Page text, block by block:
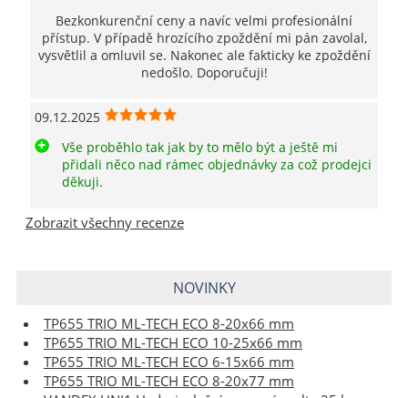
Bezkonkurenční ceny a navíc velmi profesionální
přístup. V případě hrozícího zpoždění mi pán zavolal,
vysvětlil a omluvil se. Nakonec ale fakticky ke zpoždění
nedošlo. Doporučuji!
09.12.2025
Vše proběhlo tak jak by to mělo být a ještě mi
přidali něco nad rámec objednávky za což prodejci
děkuji.
Zobrazit všechny recenze
NOVINKY
TP655 TRIO ML-TECH ECO 8-20x66 mm
TP655 TRIO ML-TECH ECO 10-25x66 mm
TP655 TRIO ML-TECH ECO 6-15x66 mm
TP655 TRIO ML-TECH ECO 8-20x77 mm